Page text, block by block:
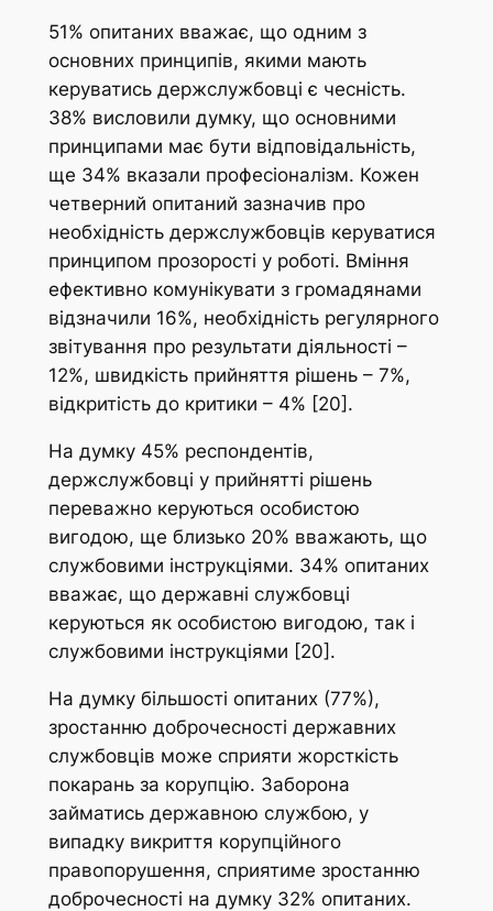
51% опитаних вважає, що одним з
основних принципів, якими мають
керуватись держслужбовці є чесність.
38% висловили думку, що основними
принципами має бути відповідальність,
ще 34% вказали професіоналізм. Кожен
четверний опитаний зазначив про
необхідність держслужбовців керуватися
принципом прозорості у роботі. Вміння
ефективно комунікувати з громадянами
відзначили 16%, необхідність регулярного
звітування про результати діяльності –
12%, швидкість прийняття рішень – 7%,
відкритість до критики – 4% [20].
На думку 45% респондентів,
держслужбовці у прийнятті рішень
переважно керуються особистою
вигодою, ще близько 20% вважають, що
службовими інструкціями. 34% опитаних
вважає, що державні службовці
керуються як особистою вигодою, так і
службовими інструкціями [20].
На думку більшості опитаних (77%),
зростанню доброчесності державних
службовців може сприяти жорсткість
покарань за корупцію. Заборона
займатись державною службою, у
випадку викриття корупційного
правопорушення, сприятиме зростанню
доброчесності на думку 32% опитаних.